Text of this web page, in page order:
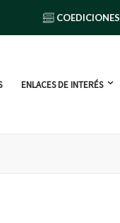
COEDICIONES
ENLACES DE INTERÉS